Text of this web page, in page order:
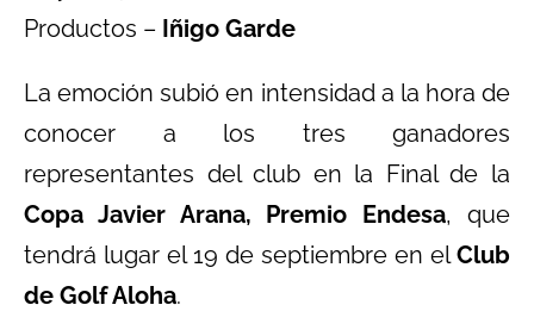
Productos – Iñigo Garde
La emoción subió en intensidad a la hora de
conocer a los tres ganadores
representantes del club en la Final de la
Copa Javier Arana, Premio Endesa, que
tendrá lugar el 19 de septiembre en elClub
de Golf Aloha.